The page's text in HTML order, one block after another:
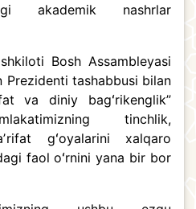
akademik nashrlar
Bosh Assambleyasi
Prezidenti tashabbusi bilan
va diniy bagʻrikenglik”
tinchlik,
gʻoyalarini xalqaro
faol oʻrnini yana bir bor